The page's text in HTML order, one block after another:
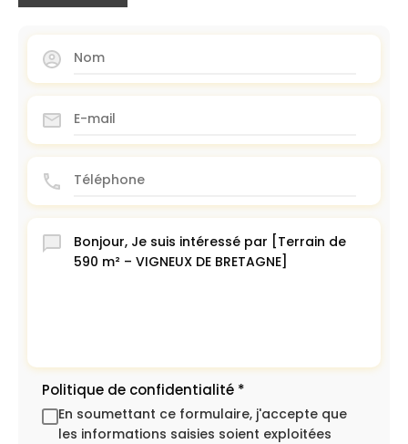
Politique de confidentialité *
En soumettant ce formulaire, j'accepte que
les informations saisies soient exploitées